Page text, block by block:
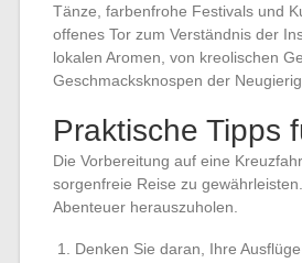
Tänze, farbenfrohe Festivals und
offenes Tor zum Verständnis der
lokalen Aromen, von kreolischen
Geschmacksknospen der
Praktische Tipps
Die Vorbereitung auf eine
sorgenfreie Reise zu
Abenteuer herauszuholen.
Denken Sie daran, Ihre